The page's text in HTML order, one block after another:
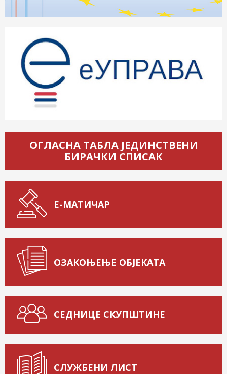
ОГЛАСНА ТАБЛА ЈЕДИНСТВЕНИ
БИРАЧКИ СПИСАК
Е-МАТИЧАР
ОЗАКОЊЕЊЕ ОБЈЕКАТА
СЕДНИЦЕ СКУПШТИНЕ
СЛУЖБЕНИ ЛИСТ